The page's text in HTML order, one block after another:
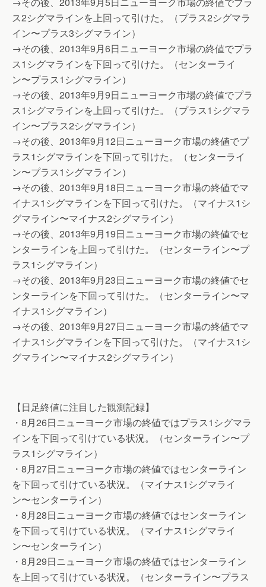
ス2シグマラインを上回って引けた。（プラス2シグマラ
イン〜プラス3シグマライン）
→その後、2013年9月6日ニューヨーク市場の終値でプラ
ス1シグマラインを下回って引けた。（センターライ
ン〜プラス1シグマライン）
→その後、2013年9月9日ニューヨーク市場の終値でプラ
ス1シグマラインを上回って引けた。（プラス1シグマラ
イン〜プラス2シグマライン）
→その後、2013年9月12日ニューヨーク市場の終値でプ
ラス1シグマラインを下回って引けた。（センターライ
ン〜プラス1シグマライン）
→その後、2013年9月18日ニューヨーク市場の終値でマ
イナス1シグマラインを下回って引けた。（マイナス1シ
グマライン〜マイナス2シグマライン）
→その後、2013年9月19日ニューヨーク市場の終値でセ
ンターラインを上回って引けた。（センターライン〜プ
ラス1シグマライン）
→その後、2013年9月23日ニューヨーク市場の終値でセ
ンターラインを下回って引けた。（センターライン〜マ
イナス1シグマライン）
→その後、2013年9月27日ニューヨーク市場の終値でマ
イナス1シグマラインを下回って引けた。（マイナス1シ
グマライン〜マイナス2シグマライン）
【日足終値に注目した観測記録】
・8月26日ニューヨーク市場の終値ではプラス1シグマラ
インを下回って引けている状況。（センターライン〜プ
ラス1シグマライン）
・8月27日ニューヨーク市場の終値ではセンターライン
を下回って引けている状況。（マイナス1シグマライ
ン〜センターライン）
・8月28日ニューヨーク市場の終値ではセンターライン
を下回って引けている状況。（マイナス1シグマライ
ン〜センターライン）
・8月29日ニューヨーク市場の終値ではセンターライン
を上回って引けている状況。（センターライン〜プラス